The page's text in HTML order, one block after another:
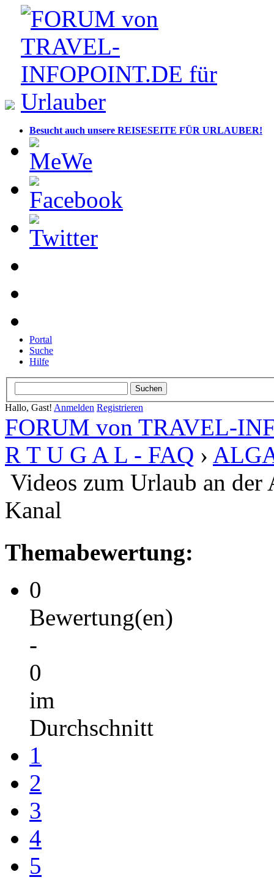
Besucht auch unsere REISESEITE FÜR URLAUBER!
Portal
Suche
Hilfe
Hallo, Gast! Anmelden Registrieren
FORUM von TRAVEL-
R T U G A L - FAQ ›
Videos zum Urlaub an der
Kanal
Themabewertung:
0
Bewertung(en)
-
0
im
Durchschnitt
1
2
3
4
5